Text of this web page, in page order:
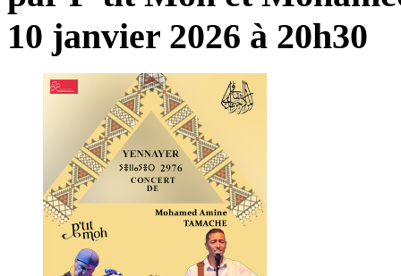
10 janvier 2026 à 20h30